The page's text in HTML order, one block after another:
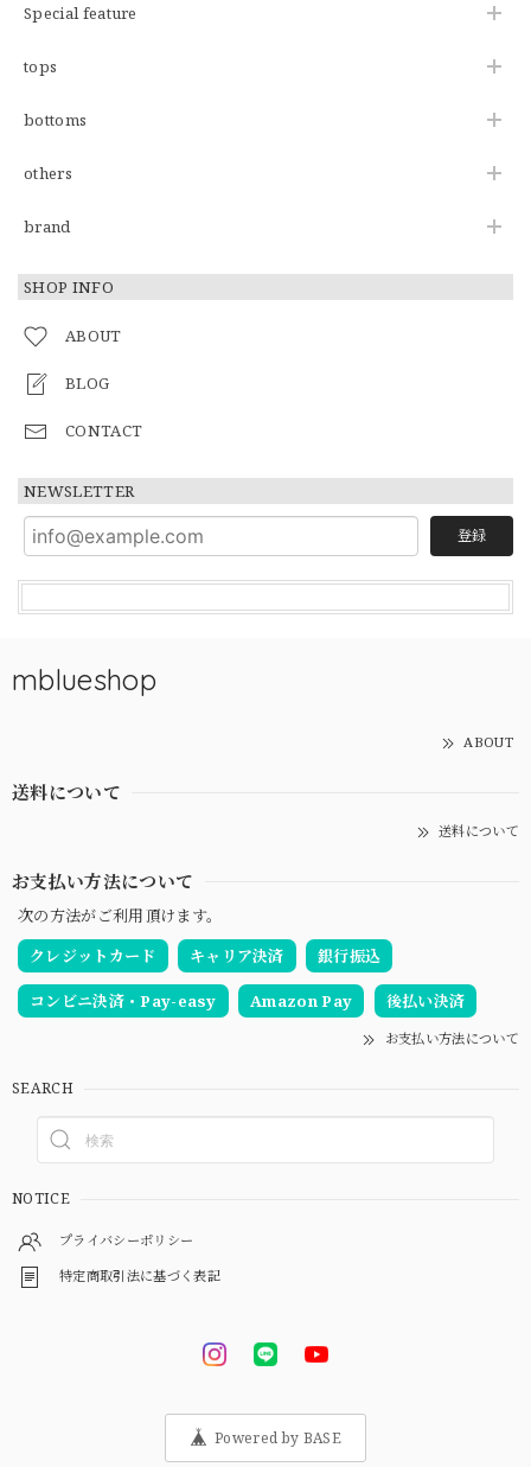
Special feature
tops
bottoms
others
brand
SHOP INFO
ABOUT
BLOG
CONTACT
NEWSLETTER
登録
mblueshop
ABOUT
送料について
送料について
お支払い方法について
次の方法がご利用頂けます。
クレジットカード
キャリア決済 銀行振込
コンビニ決済・Pay-easy Amazon Pay 後払い決済
お支払い方法について
SEARCH
NOTICE
プライバシーポリシー
特定商取引法に基づく表記
Powered by BASE